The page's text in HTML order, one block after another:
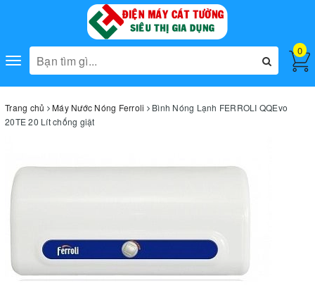
Toggle
navigation
0
Trang chủ Máy Nước Nóng Ferroli
Bình Nóng Lạnh FERROLI QQEvo
20TE 20 Lít chống giật